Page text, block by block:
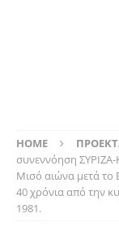
HOME
συνεννόηση
Μισό αιώνα μετά το
40 χρόνια από την
1981.